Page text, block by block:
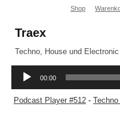
Shop
Traex
Techno, House und
Podcast Player #512-